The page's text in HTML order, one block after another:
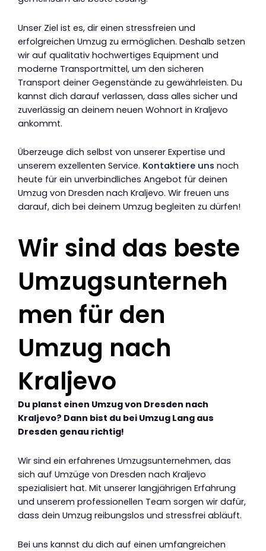
Unser Ziel ist es, dir einen stressfreien und
erfolgreichen Umzug zu ermöglichen. Deshalb setzen
wir auf qualitativ hochwertiges Equipment und
moderne Transportmittel, um den sicheren
Transport deiner Gegenstände zu gewährleisten. Du
kannst dich darauf verlassen, dass alles sicher und
zuverlässig an deinem neuen Wohnort in Kraljevo
ankommt.
Überzeuge dich selbst von unserer Expertise und
unserem exzellenten Service. Kontaktiere uns noch
heute für ein unverbindliches Angebot für deinen
Umzug von Dresden nach Kraljevo. Wir freuen uns
darauf, dich bei deinem Umzug begleiten zu dürfen!
Wir sind das beste
Umzugsunterneh
men für den
Umzug nach
Kraljevo
Du planst einen Umzug von Dresden nach
Kraljevo? Dann bist du bei Umzug Lang aus
Dresden genau richtig!
Wir sind ein erfahrenes Umzugsunternehmen, das
sich auf Umzüge von Dresden nach Kraljevo
spezialisiert hat. Mit unserer langjährigen Erfahrung
und unserem professionellen Team sorgen wir dafür,
dass dein Umzug reibungslos und stressfrei abläuft.
Bei uns kannst du dich auf einen umfangreichen